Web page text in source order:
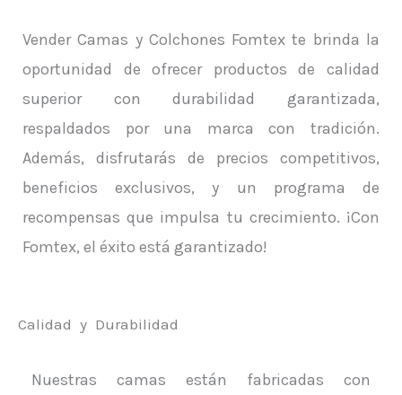
Vender Camas y Colchones Fomtex te brinda la
oportunidad de ofrecer productos de calidad
superior con durabilidad garantizada,
respaldados por una marca con tradición.
Además, disfrutarás de precios competitivos,
beneficios exclusivos, y un programa de
recompensas que impulsa tu crecimiento. ¡Con
Fomtex, el éxito está garantizado!
Calidad y Durabilidad
Nuestras camas están fabricadas con